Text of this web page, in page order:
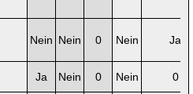
Nein Nein 0 Nein Ja
Ja Nein 0 Nein
0